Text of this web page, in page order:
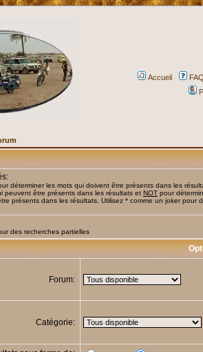
Accueil
déterminer les mots qui doivent être présents dans les
peuvent être présents dans les résultats et NOT pour
présents dans les résultats. Utilisez * comme un joker pour
des recherches partielles
Forum:
Catégorie: